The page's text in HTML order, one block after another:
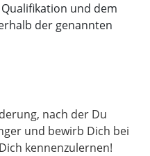
und dem
der genannten
nach der Du
und bewirb Dich bei
kennenzulernen!